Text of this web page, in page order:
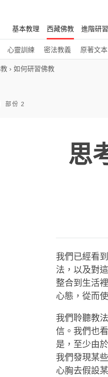
基本教理 西藏佛教
心靈訓練 密法教義 原著文本
進階研習
› 如何研習佛教
部份 2
思
我們已經看
法，以及對
整合到生活
心態，從而
我們聆聽教
信。我們也
是，至少由
我們發現某
心胸去假設